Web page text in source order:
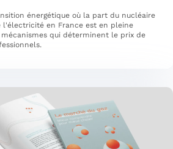
énergétique où la part du nucléaire
en France est en pleine
mécanismes qui déterminent le prix de